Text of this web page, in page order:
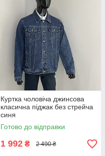
Куртка чоловіча джинсова
класична піджак без стрейча
синя
Готово до відправки
1 992 ₴ 2 490 ₴